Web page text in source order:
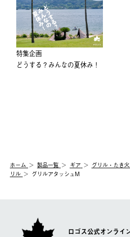
特集企画
どうする？みんなの夏休み！
ホーム 製品⼀覧 ギア グリル・たき
リル
グリルアタッシュM
ロゴス公式オンライ